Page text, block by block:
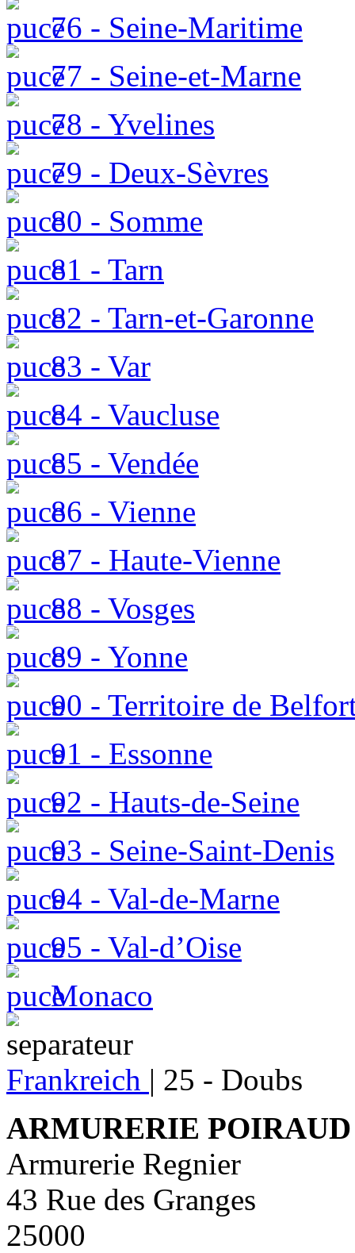
76 - Seine-Maritime
77 - Seine-et-Marne
78 - Yvelines
79 - Deux-Sèvres
80 - Somme
81 - Tarn
82 - Tarn-et-Garonne
83 - Var
84 - Vaucluse
85 - Vendée
86 - Vienne
87 - Haute-Vienne
88 - Vosges
89 - Yonne
90 - Territoire de
91 - Essonne
92 - Hauts-de-Seine
93 - Seine-Saint-Denis
94 - Val-de-Marne
95 - Val-d’Oise
Monaco
Frankreich | 25 - Doubs
ARMURERIE POIRAUD
Armurerie Regnier
43 Rue des Granges
25000